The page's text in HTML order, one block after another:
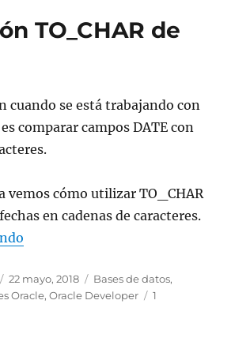
TO_CHAR de
cuando se está trabajando con
comparar campos DATE con
vemos cómo utilizar TO_CHAR
en cadenas de caracteres.
Publicado
el
22 mayo, 2018 Categorías
Bases de datos,
Oracle,Oracle Developer
1